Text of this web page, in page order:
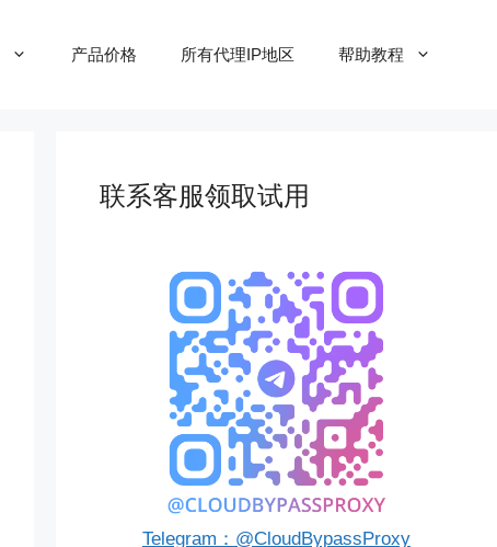
产品价格 所有代理IP地区 帮助教程
联系客服领取试用
Telegram：@CloudBypassProxy